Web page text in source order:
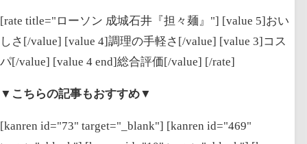
[rate title="ローソン 成城石井『担々麺』"] [value 5]おい
しさ[/value] [value 4]調理の手軽さ[/value] [value 3]コス
パ[/value] [value 4 end]総合評価[/value] [/rate]
▼こちらの記事もおすすめ▼
[kanren id="73" target="_blank"] [kanren id="469"